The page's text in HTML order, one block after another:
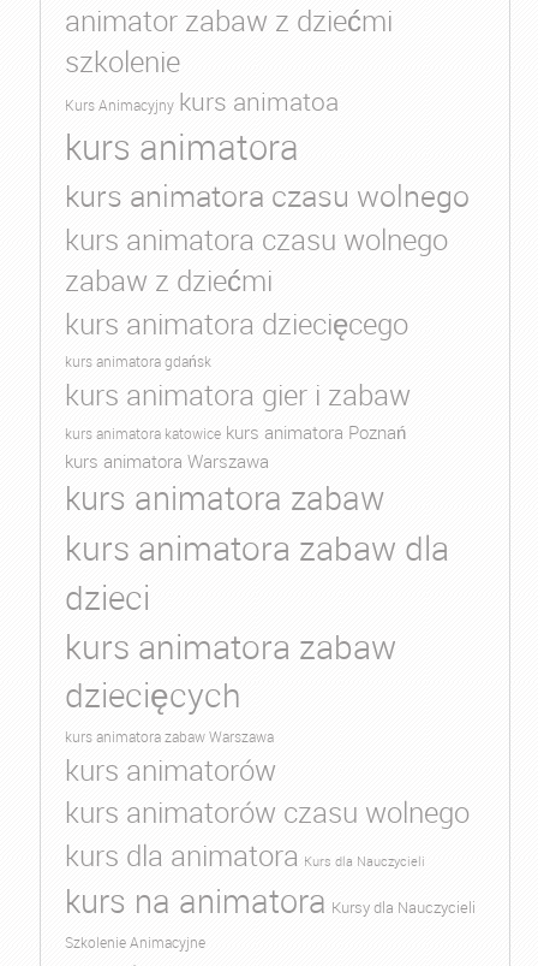
animator zabaw z dziećmi
szkolenie
Kurs Animacyjny kurs animatoa
kurs animatora
kurs animatora czasu wolnego
kurs animatora czasu wolnego
zabaw z dziećmi
kurs animatora dziecięcego
kurs animatora gdańsk
kurs animatora gier i zabaw
kurs animatora katowice kurs animatora Poznań
kurs animatora Warszawa
kurs animatora zabaw
kurs animatora zabaw dla
dzieci
kurs animatora zabaw
dziecięcych
kurs animatora zabaw Warszawa
kurs animatorów
kurs animatorów czasu wolnego
kurs dla animatora Kurs dla Nauczycieli
kurs na animatora Kursy dla Nauczycieli
Szkolenie Animacyjne